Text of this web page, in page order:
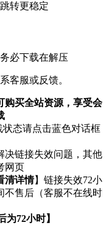
转更稳定
必下载在解压
客服或反馈。
购买全站资源，享受会
状态请点击蓝色对话框
决链接失效问题，其他
网页
清详情】链接失效72小
不售后（客服不在线时
为72小时】